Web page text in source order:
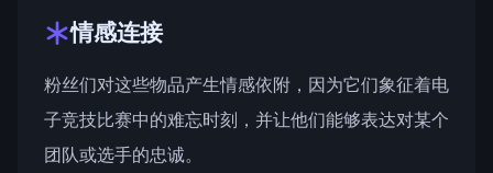
情感连接
粉丝们对这些物品产生情感依附，因为它们象征着电
子竞技比赛中的难忘时刻，并让他们能够表达对某个
团队或选手的忠诚。